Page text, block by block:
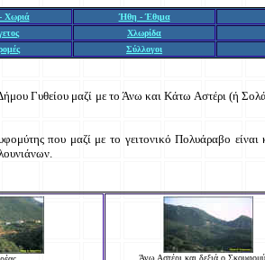
Χωριά Ήθη - Έθιμα
Χλωρίδα
Σύλλογοι
Γυθείου μαζί με το Άνω και Κάτω Αστέρι (ή
που μαζί με το γειτονικό Πολυάραβο
Άνω Αστέρι και δεξιά ο